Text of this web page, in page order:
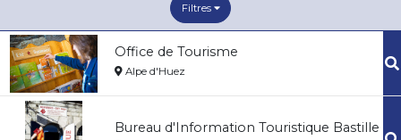
Filtres
Office de Tourisme
Alpe d'Huez
Bureau d'Information Touristique Bastille